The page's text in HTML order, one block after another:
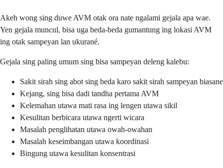
Akeh wong sing duwe AVM otak ora nate ngalami gejala apa wae.
Yen gejala muncul, bisa uga beda-beda gumantung ing lokasi AVM
ing otak sampeyan lan ukurané.
Gejala sing paling umum sing bisa sampeyan deleng kalebu:
Sakit sirah sing abot sing beda karo sakit sirah sampeyan biasane
Kejang, sing bisa dadi tandha pertama AVM
Kelemahan utawa mati rasa ing lengen utawa sikil
Kesulitan berbicara utawa ngerti wicara
Masalah penglihatan utawa owah-owahan
Masalah keseimbangan utawa koordinasi
Bingung utawa kesulitan konsentrasi